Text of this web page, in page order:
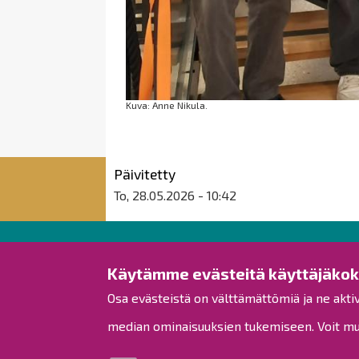
Käytämme evästeitä
Osa evästeistä on välttämättömiä ja ne
median ominaisuuksien tukemiseen. Voit
Kuva: Anne Nikula.
Päivitetty
To, 28.05.2026 - 10:42
Raahen kaupunki
Rantakatu 50
92100 Raahe